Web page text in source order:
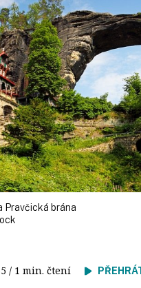
Pravčická brána
/ 1 min. čtení